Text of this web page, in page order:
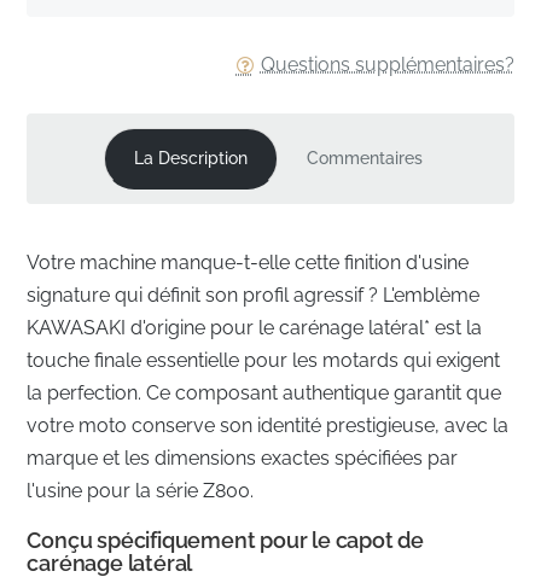
Questions supplémentaires?
La Description Commentaires
Votre machine manque-t-elle cette finition d'usine
signature qui définit son profil agressif ? L'emblème
KAWASAKI d'origine pour le carénage latéral* est la
touche finale essentielle pour les motards qui exigent
la perfection. Ce composant authentique garantit que
votre moto conserve son identité prestigieuse, avec la
marque et les dimensions exactes spécifiées par
l'usine pour la série Z800.
Conçu spécifiquement pour le capot de
carénage latéral